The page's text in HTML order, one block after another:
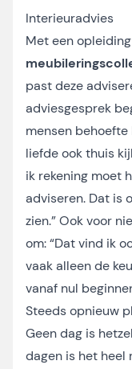
Interieuradvies
Met een
past deze
adviesgesprek
mensen
liefde ook thuis
ik rekening moet
adviseren. Dat is
zien.” Ook voor
om: “Dat vind ik
vaak alleen de
vanaf nul
Steeds opnieuw
Geen dag is
dagen is het heel